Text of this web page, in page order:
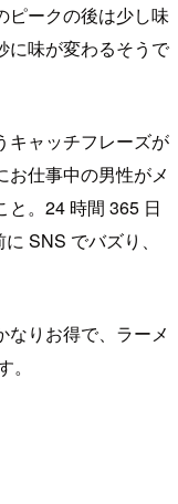
ピークの後は少し味
に味が変わるそうで
キャッチフレーズが
お仕事中の男性がメ
と。24 時間 365 日
SNS でバズり、
りお得で、ラーメ